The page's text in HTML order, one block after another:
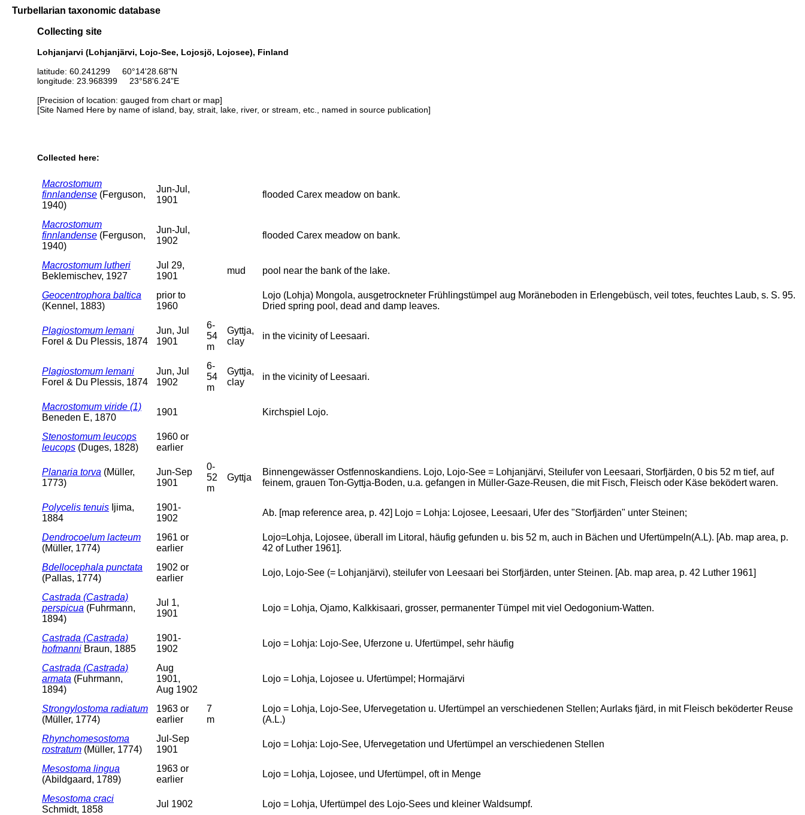
Turbellarian taxonomic database
Collecting site
Lohjanjarvi (Lohjanjärvi, Lojo-See, Lojosjö, Lojosee), Finland
latitude: 60.241299 60°14'28.68"N
longitude: 23.968399 23°58'6.24"E
[Precision of location: gauged from chart or map]
[Site Named Here by name of island, bay, strait, lake, river, or stream, etc., named in source publication]
Collected here:
Macrostomum
finnlandense (Ferguson,
1940)
Jun-Jul,
1901
flooded Carex meadow on bank.
Macrostomum
finnlandense (Ferguson,
1940)
Jun-Jul,
1902
flooded Carex meadow on bank.
Macrostomum lutheri
Beklemischev, 1927
Jul 29,
1901
mud pool near the bank of the lake.
Geocentrophora baltica
(Kennel, 1883)
prior to
1960
Lojo (Lohja) Mongola, ausgetrockneter Frühlingstümpel aug Moräneboden in Erlengebüsch, veil totes, feuchtes Laub, s. S. 95.
Dried spring pool, dead and damp leaves.
Plagiostomum lemani
Forel & Du Plessis, 1874
Jun, Jul
1901
6-
54
m
Gyttja,
clay
in the vicinity of Leesaari.
Plagiostomum lemani
Forel & Du Plessis, 1874
Jun, Jul
1902
6-
54
m
Gyttja,
clay
in the vicinity of Leesaari.
Macrostomum viride (1)
Beneden E, 1870
1901 Kirchspiel Lojo.
Stenostomum leucops
leucops (Duges, 1828)
1960 or
earlier
Planaria torva (Müller,
1773)
Jun-Sep
1901
0-
52
m
Gyttja
Binnengewässer Ostfennoskandiens. Lojo, Lojo-See = Lohjanjärvi, Steilufer von Leesaari, Storfjärden, 0 bis 52 m tief, auf
feinem, grauen Ton-Gyttja-Boden, u.a. gefangen in Müller-Gaze-Reusen, die mit Fisch, Fleisch oder Käse beködert waren.
Polycelis tenuis Ijima,
1884
1901-
1902
Ab. [map reference area, p. 42] Lojo = Lohja: Lojosee, Leesaari, Ufer des "Storfjärden" unter Steinen;
Dendrocoelum lacteum
(Müller, 1774)
1961 or
earlier
Lojo=Lohja, Lojosee, überall im Litoral, häufig gefunden u. bis 52 m, auch in Bächen und Ufertümpeln(A.L). [Ab. map area, p.
42 of Luther 1961].
Bdellocephala punctata
(Pallas, 1774)
1902 or
earlier
Lojo, Lojo-See (= Lohjanjärvi), steilufer von Leesaari bei Storfjärden, unter Steinen. [Ab. map area, p. 42 Luther 1961]
Castrada (Castrada)
perspicua (Fuhrmann,
1894)
Jul 1,
1901
Lojo = Lohja, Ojamo, Kalkkisaari, grosser, permanenter Tümpel mit viel Oedogonium-Watten.
Castrada (Castrada)
hofmanni Braun, 1885
1901-
1902
Lojo = Lohja: Lojo-See, Uferzone u. Ufertümpel, sehr häufig
Castrada (Castrada)
armata (Fuhrmann,
1894)
Aug
1901,
Aug 1902
Lojo = Lohja, Lojosee u. Ufertümpel; Hormajärvi
Strongylostoma radiatum
(Müller, 1774)
1963 or
earlier
7
m
Lojo = Lohja, Lojo-See, Ufervegetation u. Ufertümpel an verschiedenen Stellen; Aurlaks fjärd, in mit Fleisch beköderter Reuse
(A.L.)
Rhynchomesostoma
rostratum (Müller, 1774)
Jul-Sep
1901
Lojo = Lohja: Lojo-See, Ufervegetation und Ufertümpel an verschiedenen Stellen
Mesostoma lingua
(Abildgaard, 1789)
1963 or
earlier
Lojo = Lohja, Lojosee, und Ufertümpel, oft in Menge
Mesostoma craci
Schmidt, 1858
Jul 1902 Lojo = Lohja, Ufertümpel des Lojo-Sees und kleiner Waldsumpf.